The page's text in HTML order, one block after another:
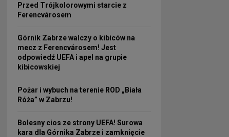
Przed Trójkolorowymi starcie z
Ferencvárosem
Górnik Zabrze walczy o kibiców na
mecz z Ferencvárosem! Jest
odpowiedź UEFA i apel na grupie
kibicowskiej
Pożar i wybuch na terenie ROD „Biała
Róża” w Zabrzu!
Bolesny cios ze strony UEFA! Surowa
kara dla Górnika Zabrze i zamknięcie